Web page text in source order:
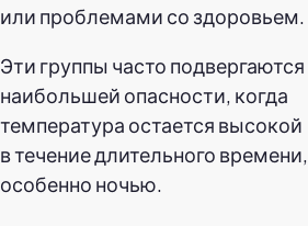
или проблемами со здоровьем.
Эти группы часто подвергаются
наибольшей опасности, когда
температура остается высокой
в течение длительного времени,
особенно ночью.